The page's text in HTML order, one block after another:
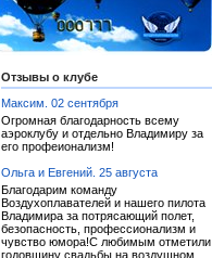
Отзывы о клубе
Максим. 02 сентября
Огромная благодарность всему
аэроклубу и отдельно Владимиру за
его профеионализм!
Ольга и Евгений. 25 августа
Благодарим команду
Воздухоплавателей и нашего пилота
Владимира за потрясающий полет,
безопасность, профессионализм и
чувство юмора!С любимым отметили
годовщину свадьбы на воздушном